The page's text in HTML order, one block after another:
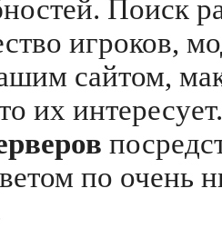
Поиск
игроков,
сайтом,
их
по очень